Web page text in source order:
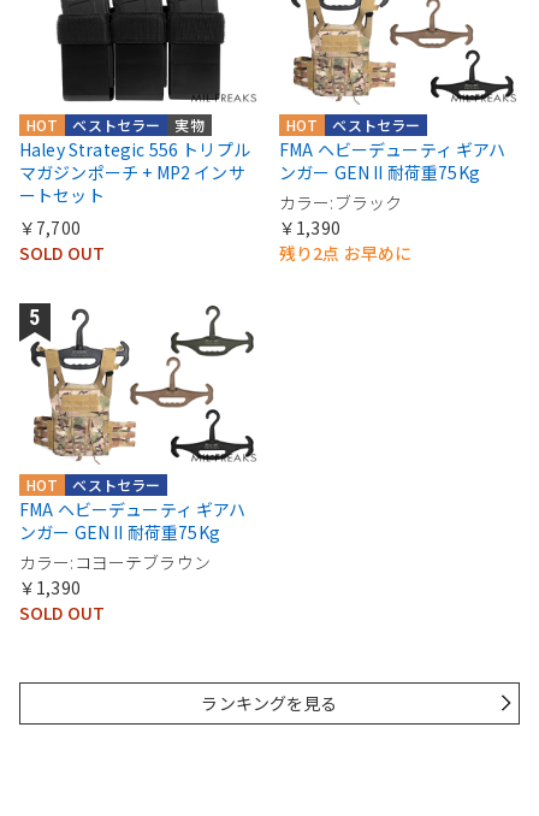
実物
ベストセラー
HOT
Haley Strategic 556 トリプル
マガジンポーチ + MP2 インサ
ートセット
￥7,700
SOLD OUT
ベストセラー
HOT
FMA ヘビーデューティ ギアハ
ンガー GEN II 耐荷重75Kg
カラー:ブラック
￥1,390
残り2点 お早めに
ベストセラー
HOT
FMA ヘビーデューティ ギアハ
ンガー GEN II 耐荷重75Kg
カラー:コヨーテブラウン
￥1,390
SOLD OUT
ランキングを見る